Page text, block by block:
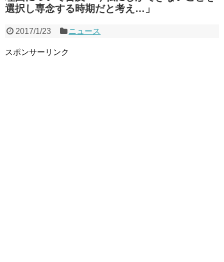
選択し専念する時期だと考え…」
2017/1/23 ニュース
スポンサーリンク